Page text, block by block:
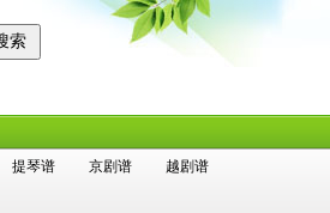
提琴谱 京剧谱
越剧谱